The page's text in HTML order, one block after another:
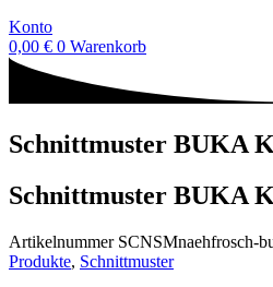
Konto
0,00 € 0 Warenkorb
Schnittmuster BUKA
Schnittmuster BUKA
Artikelnummer SCNSMnaehfrosch-
Produkte, Schnittmuster